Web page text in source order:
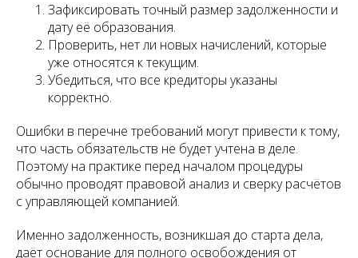
Зафиксировать точный размер задолженности и
дату её образования.
Проверить, нет ли новых начислений, которые
уже относятся к текущим.
Убедиться, что все кредиторы указаны
корректно.
Ошибки в перечне требований могут привести к тому,
что часть обязательств не будет учтена в деле.
Поэтому на практике перед началом процедуры
обычно проводят правовой анализ и сверку расчётов
с управляющей компанией.
Именно задолженность, возникшая до старта дела,
даёт основание для полного освобождения от